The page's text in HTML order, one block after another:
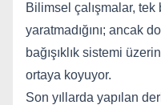
Bilimsel çalışmalar,
yaratmadığını; ancak
bağışıklık sistemi
ortaya koyuyor.
Son yıllarda yapılan